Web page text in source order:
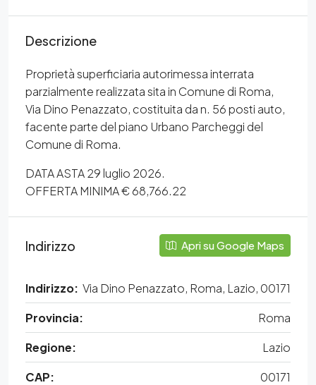
Descrizione
Proprietà superficiaria autorimessa interrata
parzialmente realizzata sita in Comune di Roma,
Via Dino Penazzato, costituita da n. 56 posti auto,
facente parte del piano Urbano Parcheggi del
Comune di Roma.
DATA ASTA 29 luglio 2026.
OFFERTA MINIMA € 68,766.22
Indirizzo Apri su Google Maps
Indirizzo: Via Dino Penazzato, Roma, Lazio, 00171
Provincia:
Roma
Regione:
Lazio
CAP:
00171